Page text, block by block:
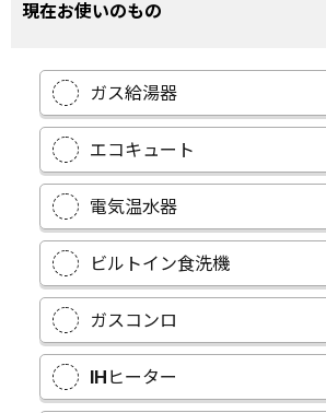
現在お使いのもの
ガス給湯器
エコキュート
電気温水器
ビルトイン食洗機
ガスコンロ
IHヒーター